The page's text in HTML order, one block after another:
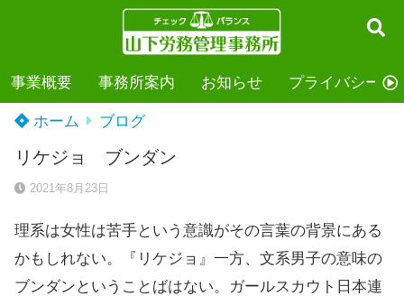
事業概要 事務所案内 お知らせ プライバシーポ
ホーム ブログ
リケジョ ブンダン
2021年8月23日
理系は女性は苦手という意識がその言葉の背景にある
かもしれない。『リケジョ』一方、文系男子の意味の
ブンダンということばはない。ガールスカウト日本連